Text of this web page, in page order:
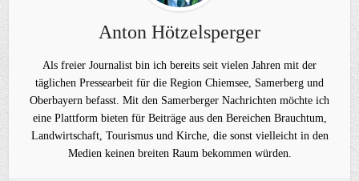
Anton Hötzelsperger
Als freier Journalist bin ich bereits seit vielen Jahren mit der
täglichen Pressearbeit für die Region Chiemsee, Samerberg und
Oberbayern befasst. Mit den Samerberger Nachrichten möchte ich
eine Plattform bieten für Beiträge aus den Bereichen Brauchtum,
Landwirtschaft, Tourismus und Kirche, die sonst vielleicht in den
Medien keinen breiten Raum bekommen würden.